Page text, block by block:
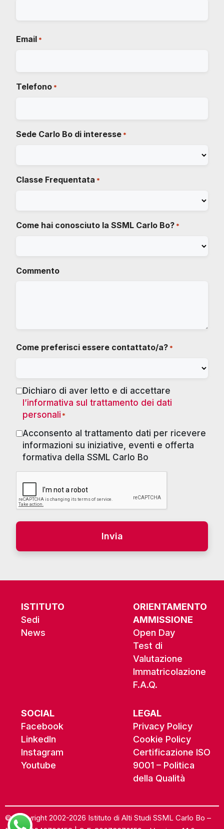
Email *
Telefono *
Sede Carlo Bo di interesse *
Classe Frequentata *
Come hai conosciuto la SSML Carlo Bo? *
Commento
Come preferisci essere contattato/a? *
Consenso
Dichiaro di aver letto e di accettare
l’informativa sul trattamento dei dati
personali*
Marketing
Acconsento al trattamento dati per ricevere
informazioni su iniziative, eventi e offerta
formativa della SSML Carlo Bo
ISTITUTO
Sedi
News
ORIENTAMENTO
AMMISSIONE
Open Day
Test di
Valutazione
Immatricolazione
F.A.Q.
SOCIAL
Facebook
LinkedIn
Instagram
Youtube
LEGAL
Privacy Policy
Cookie Policy
Certificazione ISO
9001 – Politica
della Qualità
© Copyright 2002-2026 Istituto di Alti Studi SSML Carlo Bo –